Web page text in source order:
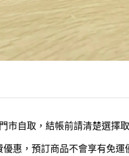
市自取，結帳前請清楚選擇
惠，預訂商品不會享有免運